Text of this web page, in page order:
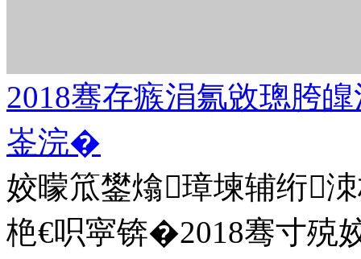
2018骞存瘯涓氱敓璁胯
崟浣�
姣曚笟鐢熻璋堜辅绗
栬€呮寜锛�2018骞寸殑